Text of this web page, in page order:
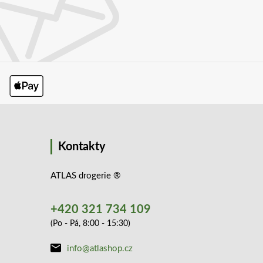
Kontakty
ATLAS drogerie ®
+420 321 734 109
(Po - Pá, 8:00 - 15:30)
info@atlashop.cz